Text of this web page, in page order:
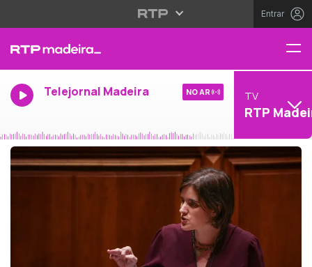
Entrar
Telejornal Madeira NO AR TV
RTP